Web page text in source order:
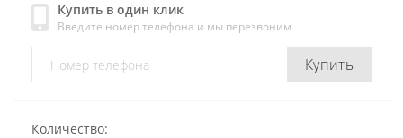
Купить в один клик
Введите номер телефона и мы перезвоним
Купить
Количество: